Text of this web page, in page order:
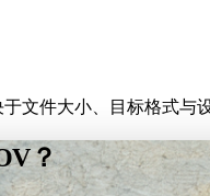
文件大小、目标格式与
？